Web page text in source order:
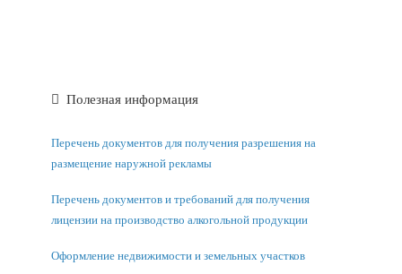
Полезная информация
Перечень документов для получения разрешения на
размещение наружной рекламы
Перечень документов и требований для получения
лицензии на производство алкогольной продукции
Оформление недвижимости и земельных участков